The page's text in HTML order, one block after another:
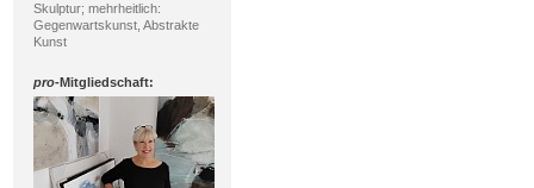
Skulptur; mehrheitlich:
Gegenwartskunst, Abstrakte
Kunst
pro-Mitgliedschaft: